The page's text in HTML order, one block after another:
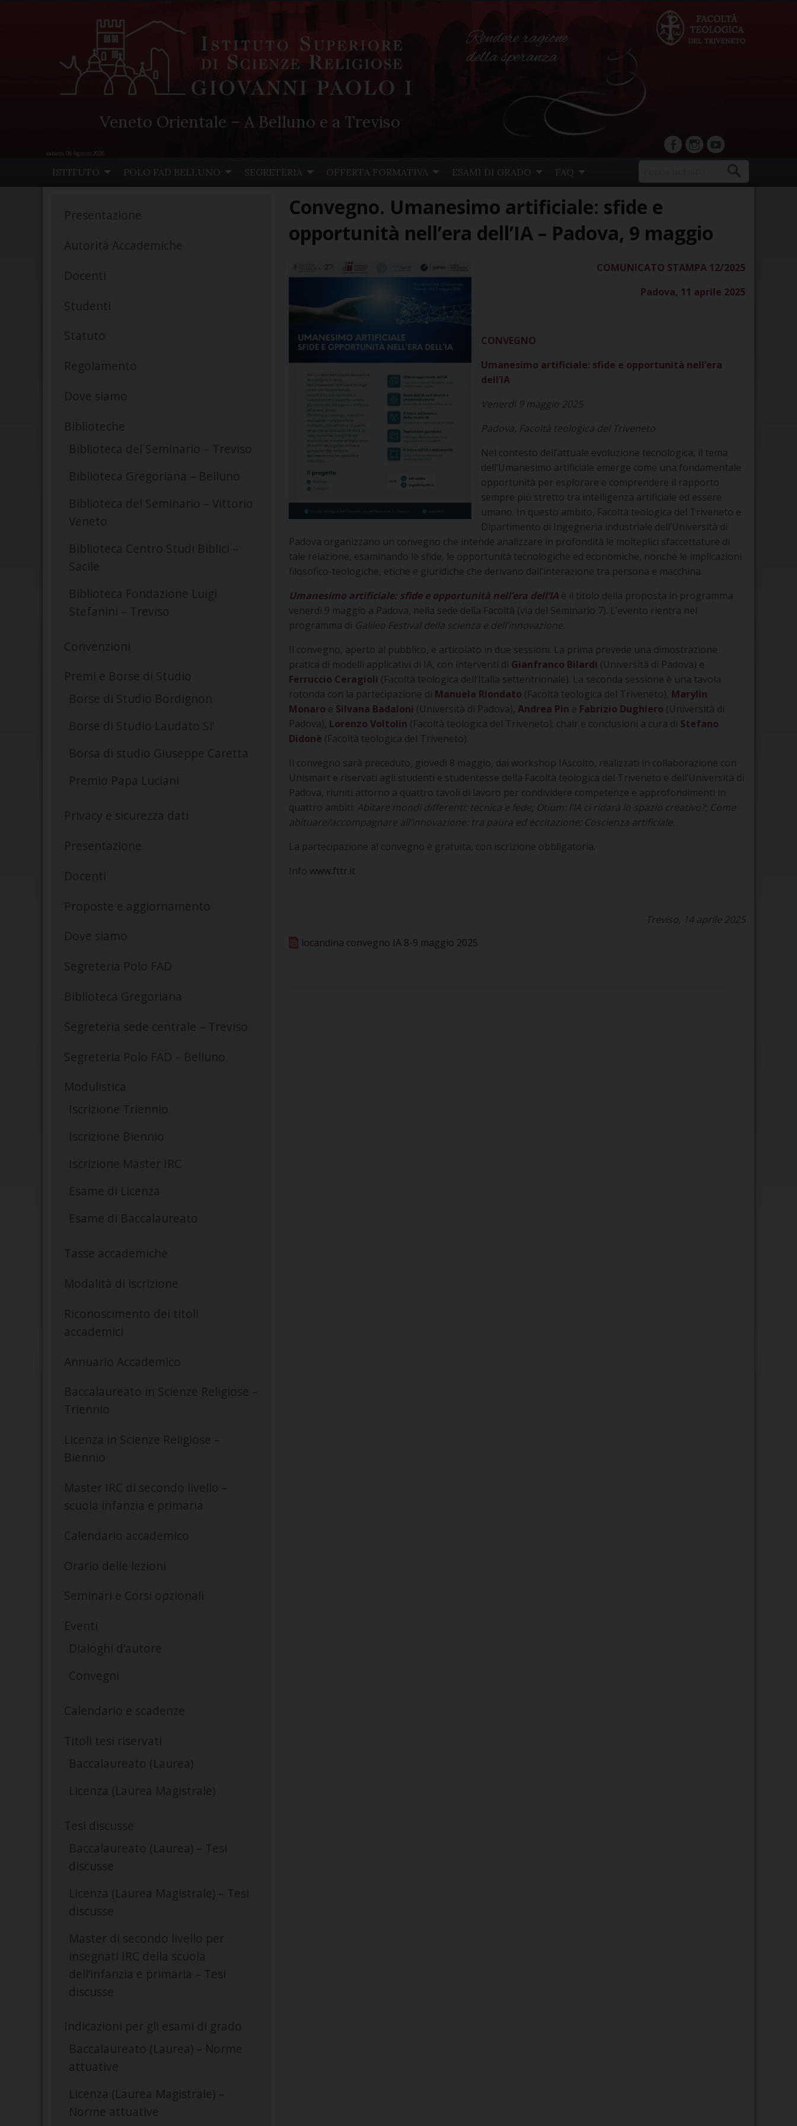
Veneto Orientale – A Belluno e a Treviso
Rendere ragione
della speranza
facebookInstagram
YouTube
sabato, 08 Agosto 2026
ISTITUTO POLO FAD BELLUNO SEGRETERIA OFFERTA FORMATIVA ESAMI DI GRADO FAQ
Convegno. Umanesimo artificiale: sfide e
opportunità nell’era dell’IA – Padova, 9 maggio
COMUNICATO STAMPA 12/2025
Padova, 11 aprile 2025
CONVEGNO
Umanesimo artificiale: sfide e opportunità nell’era
dell’IA
Venerdì 9 maggio 2025
Padova, Facoltà teologica del Triveneto
Nel contesto dell’attuale evoluzione tecnologica, il tema
dell’Umanesimo artificiale emerge come una fondamentale
opportunità per esplorare e comprendere il rapporto
sempre più stretto tra intelligenza artificiale ed essere
umano. In questo ambito, Facoltà teologica del Triveneto e
Dipartimento di Ingegneria industriale dell’Università di
Padova organizzano un convegno che intende analizzare in profondità le molteplici sfaccettature di
tale relazione, esaminando le sfide, le opportunità tecnologiche ed economiche, nonché le implicazioni
filosofico-teologiche, etiche e giuridiche che derivano dall’interazione tra persona e macchina.
Umanesimo artificiale: sfide e opportunità nell’era dell’IA è il titolo della proposta in programma
venerdì 9 maggio a Padova, nella sede della Facoltà (via del Seminario 7). L’evento rientra nel
programma di Galileo Festival della scienza e dell’innovazione.
Il convegno, aperto al pubblico, è articolato in due sessioni. La prima prevede una dimostrazione
pratica di modelli applicativi di IA, con interventi di Gianfranco Bilardi (Università di Padova) e
Ferruccio Ceragioli (Facoltà teologica dell’Italia settentrionale). La seconda sessione è una tavola
rotonda con la partecipazione di Manuela Riondato (Facoltà teologica del Triveneto), Marylin
Monaro e Silvana Badaloni (Università di Padova), Andrea Pin e Fabrizio Dughiero (Università di
Padova), Lorenzo Voltolin (Facoltà teologica del Triveneto); chair e conclusioni a cura di Stefano
Didonè (Facoltà teologica del Triveneto).
Il convegno sarà preceduto, giovedì 8 maggio, dai workshop IAscolto, realizzati in collaborazione con
Unismart e riservati agli studenti e studentesse della Facoltà teologica del Triveneto e dell’Università di
Padova, riuniti attorno a quattro tavoli di lavoro per condividere competenze e approfondimenti in
quattro ambiti: Abitare mondi differenti: tecnica e fede; Otium: l’IA ci ridarà lo spazio creativo?; Come
abituare/accompagnare all’innovazione: tra paura ed eccitazione; Coscienza artificiale.
La partecipazione al convegno è gratuita, con iscrizione obbligatoria.
Info www.fttr.it
Treviso, 14 aprile 2025
locandina convegno IA 8-9 maggio 2025
Presentazione
Autorità Accademiche
Docenti
Studenti
Statuto
Regolamento
Dove siamo
Biblioteche
Biblioteca del Seminario – Treviso
Biblioteca Gregoriana – Belluno
Biblioteca del Seminario – Vittorio
Veneto
Biblioteca Centro Studi Biblici –
Sacile
Biblioteca Fondazione Luigi
Stefanini – Treviso
Convenzioni
Premi e Borse di Studio
Borse di Studio Bordignon
Borse di Studio Laudato Si’
Borsa di studio Giuseppe Caretta
Premio Papa Luciani
Privacy e sicurezza dati
Presentazione
Docenti
Proposte e aggiornamento
Dove siamo
Segreteria Polo FAD
Biblioteca Gregoriana
Segreteria sede centrale – Treviso
Segreteria Polo FAD – Belluno
Modulistica
Iscrizione Triennio
Iscrizione Biennio
Iscrizione Master IRC
Esame di Licenza
Esame di Baccalaureato
Tasse accademiche
Modalità di iscrizione
Riconoscimento dei titoli
accademici
Annuario Accademico
Baccalaureato in Scienze Religiose –
Triennio
Licenza in Scienze Religiose –
Biennio
Master IRC di secondo livello –
scuola infanzia e primaria
Calendario accademico
Orario delle lezioni
Seminari e Corsi opzionali
Eventi
Dialoghi d’autore
Convegni
Calendario e scadenze
Titoli tesi riservati
Baccalaureato (Laurea)
Licenza (Laurea Magistrale)
Tesi discusse
Baccalaureato (Laurea) – Tesi
discusse
Licenza (Laurea Magistrale) – Tesi
discusse
Master di secondo livello per
insegnati IRC della scuola
dell’infanzia e primaria – Tesi
discusse
Indicazioni per gli esami di grado
Baccalaureato (Laurea) – Norme
attuative
Licenza (Laurea Magistrale) –
Norme attuative